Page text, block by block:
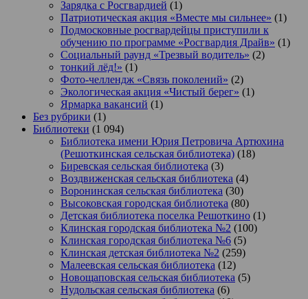
Зарядка с Росгвардией (1)
Патриотическая акция «Вместе мы сильнее» (1)
Подмосковные росгвардейцы приступили к
обучению по программе «Росгвардия Драйв» (1)
Социальный раунд «Трезвый водитель» (2)
тонкий лёд!» (1)
Фото-челлендж «Связь поколений» (2)
Экологическая акция «Чистый берег» (1)
Ярмарка вакансий (1)
Без рубрики (1)
Библиотеки (1 094)
Библиотека имени Юрия Петровича Артюхина
(Решоткинская сельская библиотека) (18)
Биревская сельская библиотека (3)
Воздвиженская сельская библиотека (4)
Воронинская сельская библиотека (30)
Высоковская городская библиотека (80)
Детская библиотека поселка Решоткино (1)
Клинская городская библиотека №2 (100)
Клинская городская библиотека №6 (5)
Клинская детская библиотека №2 (259)
Малеевская сельская библиотека (12)
Новощаповская сельская библиотека (5)
Нудольская сельская библиотека (6)